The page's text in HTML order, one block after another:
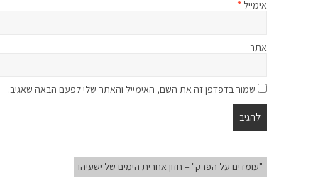
אימייל *
אתר
שמור בדפדפן זה את השם, האימייל והאתר שלי לפעם הבאה שאגיב.
"עומדים על הפרק" – חזון אחרית הימים של ישעיהו